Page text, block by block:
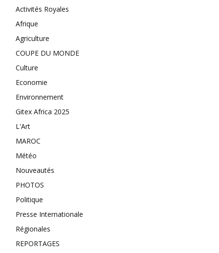
Activités Royales
Afrique
Agriculture
COUPE DU MONDE
Culture
Economie
Environnement
Gitex Africa 2025
L'Art
MAROC
Météo
Nouveautés
PHOTOS
Politique
Presse Internationale
Régionales
REPORTAGES